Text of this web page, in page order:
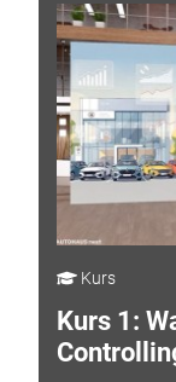
Kurs
Kurs 1: